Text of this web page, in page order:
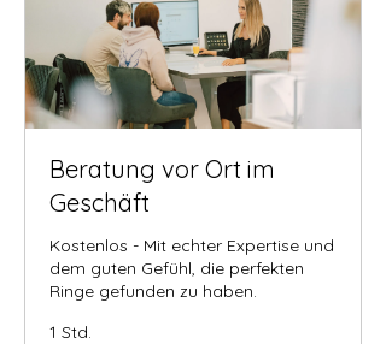
Beratung vor Ort im
Geschäft
Kostenlos - Mit echter Expertise und
dem guten Gefühl, die perfekten
Ringe gefunden zu haben.
1 Std.